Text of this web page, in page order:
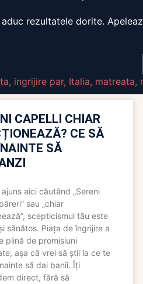
rezultatele dorite.
, ingrijire par, Italia, matreata,
CAPELLI CHIAR
CE SĂ
SĂ
aici căutând „Sereni
sau „chiar
scepticismul tău este
sănătos. Piața de îngrijire a
plină de promisiuni
așa că vrei să știi la ce te
să dai banii. Îți
direct, fără să